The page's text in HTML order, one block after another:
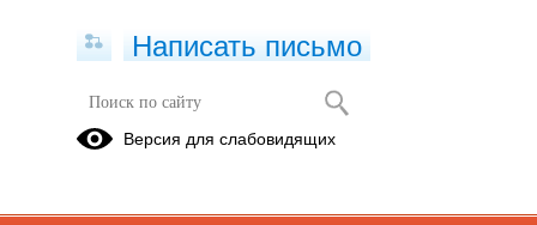
Безопасность на воде
Написать письмо
Версия для слабовидящих